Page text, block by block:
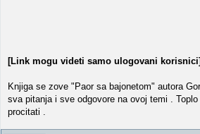
[Link mogu videti samo ulogovani korisnici]
Knjiga se zove "Paor sa bajonetom" autora
sva pitanja i sve odgovore na ovoj temi .
procitati .